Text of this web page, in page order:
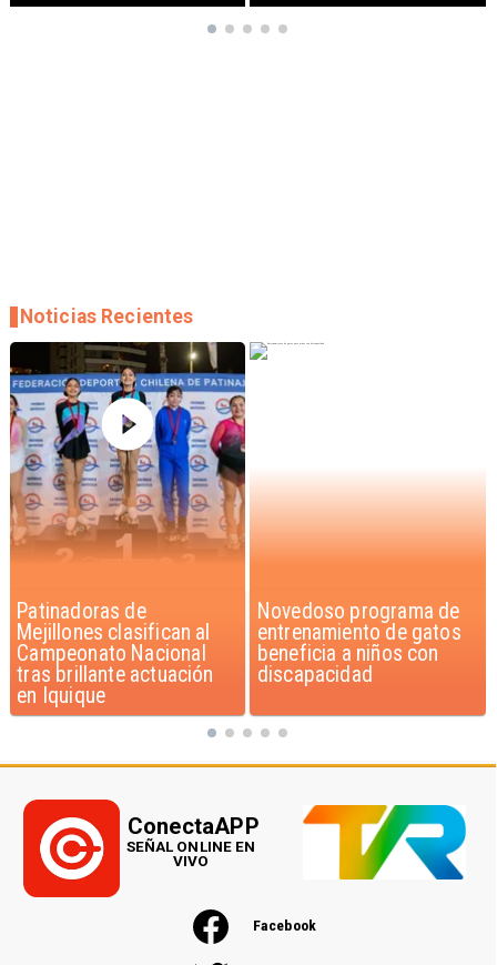
Novedoso programa de
entrenamiento de gatos
beneficia a niños con
discapacidad
Alarmante hábito en
jóvenes de 13 a 15 años
según encuesta del
Minsal
Noticias Recientes
Facebook
ConectaAPP
SEÑAL ONLINE EN
VIVO